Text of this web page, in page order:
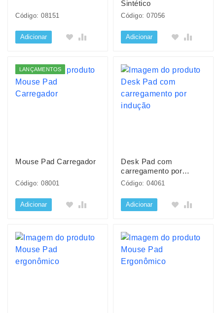
Código: 08151
Adicionar
Sintético
Código: 07056
Adicionar
LANÇAMENTOS
Mouse Pad Carregador
Código: 08001
Adicionar
Desk Pad com
carregamento por
indução
Código: 04061
Adicionar